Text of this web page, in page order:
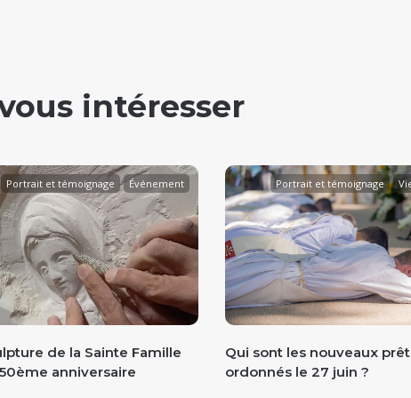
intéresser
Portrait et témoignage Événement
de la Sainte Famille
anniversaire
Portrait et témoignage
Qui sont les nouveaux
ordonnés le 27 juin ?